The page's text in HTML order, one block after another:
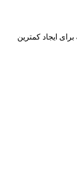
برای ایجاد کمترین